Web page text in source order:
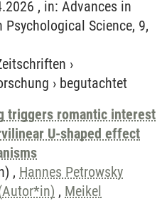
›
› begutachtet
triggers romantic interest
U-shaped effect
, Hannes Petrowsky
, Meikel